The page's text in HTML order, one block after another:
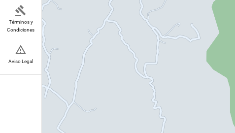
Términos y
Condiciones
Aviso Legal